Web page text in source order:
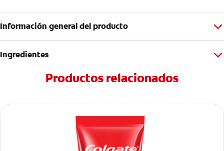
Información general del producto
Ingredientes
Productos relacionados